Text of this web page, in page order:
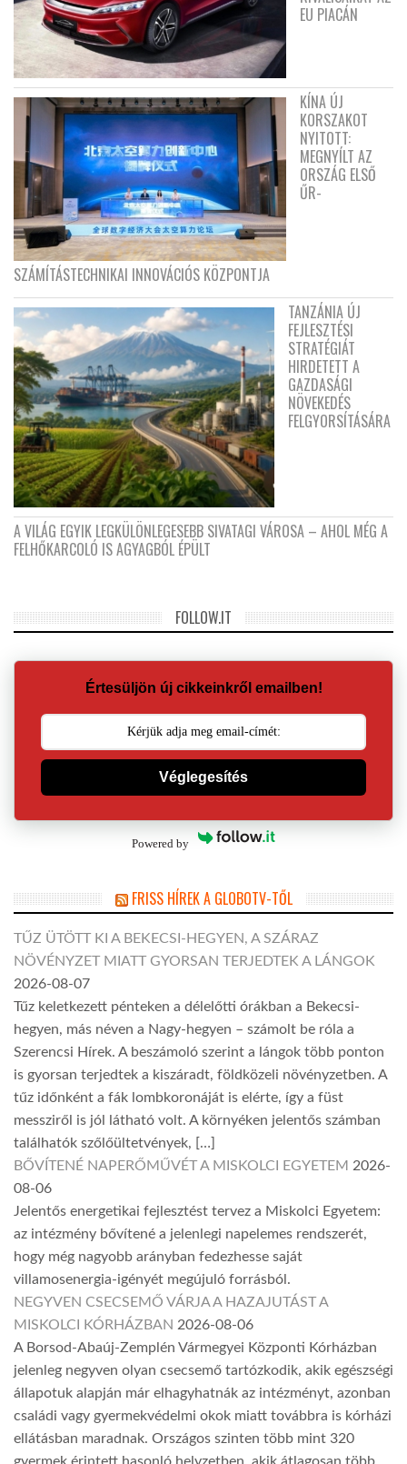
EU PIACÁN
KÍNA ÚJ
KORSZAKOT
NYITOTT:
MEGNYÍLT AZ
ORSZÁG ELSŐ
ŰR-
SZÁMÍTÁSTECHNIKAI INNOVÁCIÓS KÖZPONTJA
TANZÁNIA ÚJ
FEJLESZTÉSI
STRATÉGIÁT
HIRDETETT A
GAZDASÁGI
NÖVEKEDÉS
FELGYORSÍTÁSÁRA
A VILÁG EGYIK LEGKÜLÖNLEGESEBB SIVATAGI VÁROSA – AHOL MÉG A
FELHŐKARCOLÓ IS AGYAGBÓL ÉPÜLT
FOLLOW.IT
Értesüljön új cikkeinkről emailben!
Véglegesítés
Powered by
FRISS HÍREK A GLOBOTV-TŐL
TŰZ ÜTÖTT KI A BEKECSI-HEGYEN, A SZÁRAZ
NÖVÉNYZET MIATT GYORSAN TERJEDTEK A LÁNGOK
2026-08-07
Tűz keletkezett pénteken a délelőtti órákban a Bekecsi-
hegyen, más néven a Nagy-hegyen – számolt be róla a
Szerencsi Hírek. A beszámoló szerint a lángok több ponton
is gyorsan terjedtek a kiszáradt, földközeli növényzetben. A
tűz időnként a fák lombkoronáját is elérte, így a füst
messziről is jól látható volt. A környéken jelentős számban
találhatók szőlőültetvények, […]
BŐVÍTENÉ NAPERŐMŰVÉT A MISKOLCI EGYETEM 2026-
08-06
Jelentős energetikai fejlesztést tervez a Miskolci Egyetem:
az intézmény bővítené a jelenlegi napelemes rendszerét,
hogy még nagyobb arányban fedezhesse saját
villamosenergia-igényét megújuló forrásból.
NEGYVEN CSECSEMŐ VÁRJA A HAZAJUTÁST A
MISKOLCI KÓRHÁZBAN 2026-08-06
A Borsod-Abaúj-Zemplén Vármegyei Központi Kórházban
jelenleg negyven olyan csecsemő tartózkodik, akik egészségi
állapotuk alapján már elhagyhatnák az intézményt, azonban
családi vagy gyermekvédelmi okok miatt továbbra is kórházi
ellátásban maradnak. Országos szinten több mint 320